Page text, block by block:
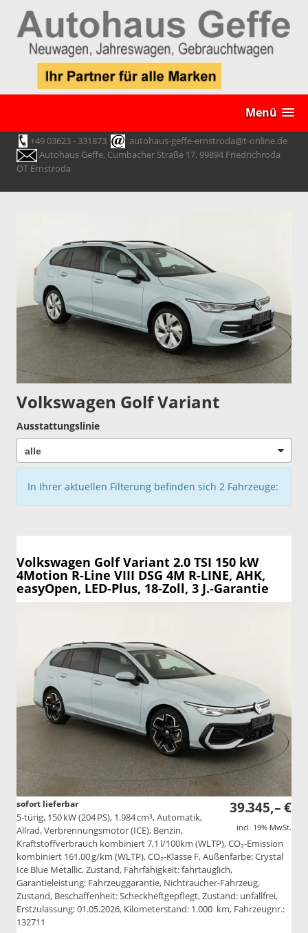
Menü
+49 03623 - 331873
autohaus-geffe-ernstroda@t-online.de
Autohaus Geffe, Cumbacher Straße 17, 99894 Friedrichroda
OT Ernstroda
Volkswagen Golf Variant
Ausstattungslinie
In Ihrer aktuellen Filterung befinden sich 2 Fahrzeuge:
Volkswagen Golf Variant 2.0 TSI 150 kW
4Motion R-Line VIII DSG 4M R-LINE, AHK,
easyOpen, LED-Plus, 18-Zoll, 3 J.-Garantie
39.345,– €
incl. 19% MwSt.
sofort lieferbar
5-türig, 150 kW (204 PS), 1.984 cm³, Automatik,
Allrad, Verbrennungsmotor (ICE), Benzin,
Kraftstoffverbrauch kombiniert 7,1 l/100km (WLTP), CO₂-Emission
kombiniert 161.00 g/km (WLTP), CO₂-Klasse F, Außenfarbe: Crystal
Ice Blue Metallic, Zustand, Fahrfähigkeit: fahrtauglich,
Garantieleistung: Fahrzeuggarantie, Nichtraucher-Fahrzeug,
Zustand, Beschaffenheit: Scheckheftgepflegt, Zustand: unfallfrei,
Erstzulassung: 01.05.2026, Kilometerstand: 1.000 km, Fahrzeugnr.:
132711